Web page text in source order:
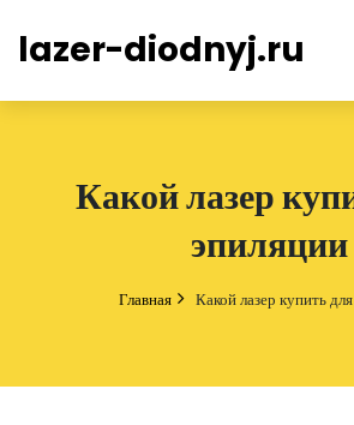
lazer-diodnyj.ru
Какой лазер
эпиляции
Главная Какой лазер купить